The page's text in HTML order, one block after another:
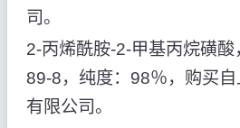
司。
2-丙烯酰胺-2-甲基丙烷磺
89-8，纯度：98％，购买
有限公司。